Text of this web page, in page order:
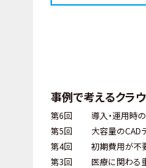
事例で考えるクラ
第6回 導入・運用時
第5回
大容量のCAD
第4回
初期費用が不
第3回
医療に関わる